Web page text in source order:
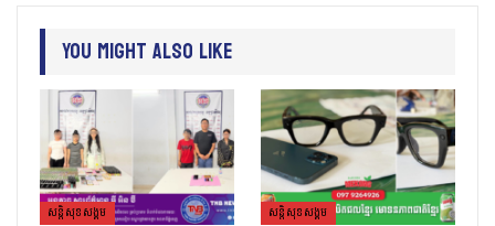
You Might Also Like
សន្តិសុខសង្គម សន្តិសុខសង្គម